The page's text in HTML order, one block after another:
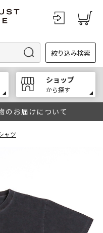
絞り込み検索
ショップ
から探す
のお届けについて
ャツ